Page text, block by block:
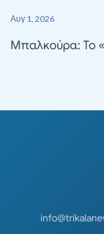
Αυγ 1, 2026
Μπαλκούρα: Το